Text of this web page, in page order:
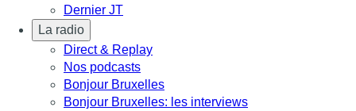
Dernier JT
La radio
Direct & Replay
Nos podcasts
Bonjour Bruxelles
Bonjour Bruxelles: les interviews